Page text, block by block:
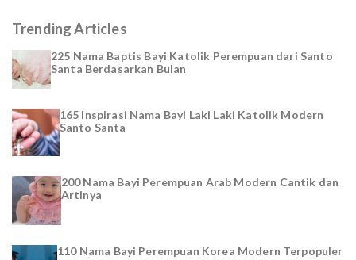
Trending Articles
225 Nama Baptis Bayi Katolik Perempuan dari Santo
Santa Berdasarkan Bulan
165 Inspirasi Nama Bayi Laki Laki Katolik Modern
Santo Santa
200 Nama Bayi Perempuan Arab Modern Cantik dan
Artinya
110 Nama Bayi Perempuan Korea Modern Terpopuler